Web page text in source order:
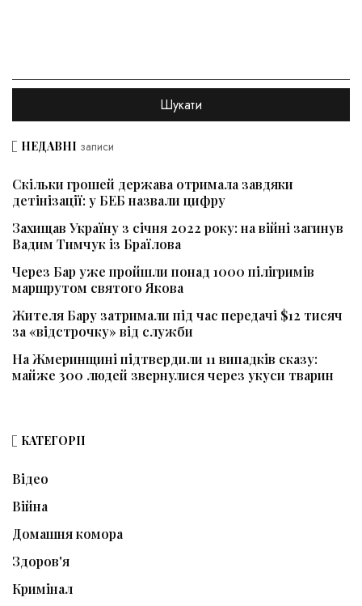
НЕДАВНІ записи
Скільки грошей держава отримала завдяки
детінізації: у БЕБ назвали цифру
Захищав Україну з січня 2022 року: на війні загинув
Вадим Тимчук із Браїлова
Через Бар уже пройшли понад 1000 пілігримів
маршрутом святого Якова
Жителя Бару затримали під час передачі $12 тисяч
за «відстрочку» від служби
На Жмеринщині підтвердили 11 випадків сказу:
майже 300 людей звернулися через укуси тварин
КАТЕГОРІЇ
Відео
Війна
Домашня комора
Здоров'я
Кримінал